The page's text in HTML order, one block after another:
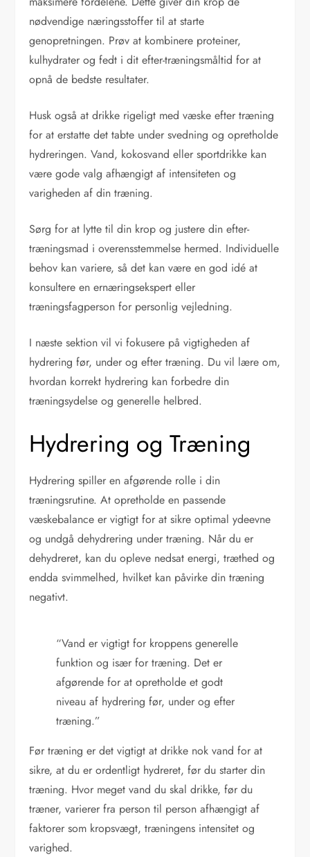
nødvendige næringsstoffer til at starte
genopretningen. Prøv at kombinere proteiner,
kulhydrater og fedt i dit efter-træningsmåltid for at
opnå de bedste resultater.
Husk også at drikke rigeligt med væske efter træning
for at erstatte det tabte under svedning og opretholde
hydreringen. Vand, kokosvand eller sportdrikke kan
være gode valg afhængigt af intensiteten og
varigheden af din træning.
Sørg for at lytte til din krop og justere din efter-
træningsmad i overensstemmelse hermed. Individuelle
behov kan variere, så det kan være en god idé at
konsultere en ernæringsekspert eller
træningsfagperson for personlig vejledning.
I næste sektion vil vi fokusere på vigtigheden af
hydrering før, under og efter træning. Du vil lære om,
hvordan korrekt hydrering kan forbedre din
træningsydelse og generelle helbred.
Hydrering og Træning
Hydrering spiller en afgørende rolle i din
træningsrutine. At opretholde en passende
væskebalance er vigtigt for at sikre optimal ydeevne
og undgå dehydrering under træning. Når du er
dehydreret, kan du opleve nedsat energi, træthed og
endda svimmelhed, hvilket kan påvirke din træning
negativt.
“Vand er vigtigt for kroppens generelle
funktion og især for træning. Det er
afgørende for at opretholde et godt
niveau af hydrering før, under og efter
træning.”
Før træning er det vigtigt at drikke nok vand for at
sikre, at du er ordentligt hydreret, før du starter din
træning. Hvor meget vand du skal drikke, før du
træner, varierer fra person til person afhængigt af
faktorer som kropsvægt, træningens intensitet og
varighed.